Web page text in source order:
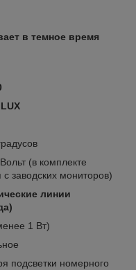
в темное время
(в комплекте
заводских мониторов)
линии
1 Вт)
подсветки номерного